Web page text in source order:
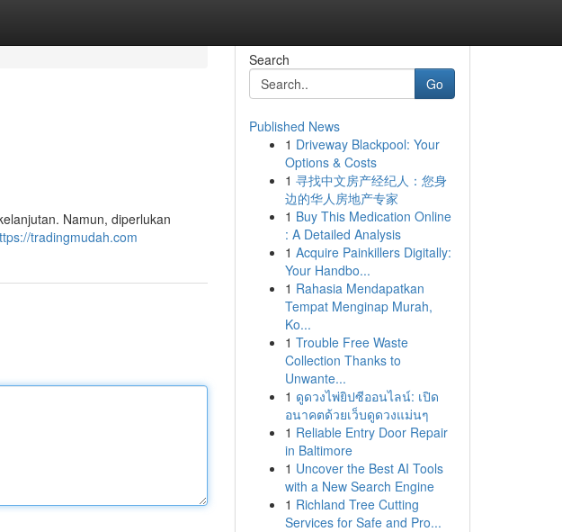
Namun, diperlukan
tradingmudah.com
Search
Go
Published News
1 Driveway Blackpool: Your
Options & Costs
1 寻找中文房产经纪人：您身
边的华人房地产专家
1 Buy This Medication Online
: A Detailed Analysis
1 Acquire Painkillers Digitally:
Your Handbo...
1 Rahasia Mendapatkan
Tempat Menginap Murah,
Ko...
1 Trouble Free Waste
Collection Thanks to
Unwante...
1 ดูดวงไพ่ยิปซีออนไลน์: เปิด
อนาคตด้วยเว็บดูดวงแม่นๆ
1 Reliable Entry Door Repair
in Baltimore
1 Uncover the Best AI Tools
with a New Search Engine
1 Richland Tree Cutting
Services for Safe and Pro...